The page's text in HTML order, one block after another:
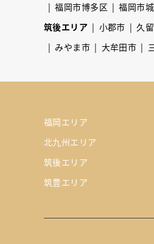
福岡市博多区
福岡市
筑後エリア
小郡市 久
みやま市
大牟田市
福岡エリア
北九州エリア
筑後エリア
筑豊エリア